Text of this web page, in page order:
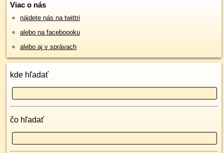
Viac o nás
nájdete nás na twittri
alebo na faceboooku
alebo aj v správach
kde hľadať
čo hľadať